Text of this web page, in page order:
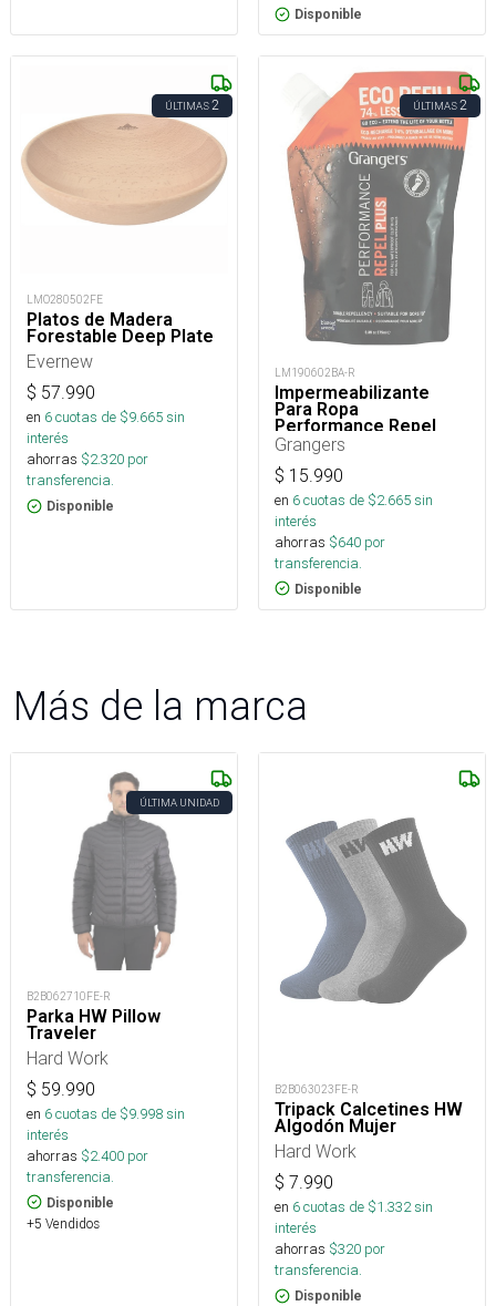
Disponible
ÚLTIMAS2
LMO280502FE
Platos de Madera
Forestable Deep Plate
Evernew
$ 57.990
en 6cuotas de $9.665sin
interés
ahorras $2.320 por
transferencia.
Disponible
ÚLTIMAS2
LM190602BA-R
Impermeabilizante
Para Ropa
Performance Repel
Plus Eco Refill 275 Ml
Grangers
$ 15.990
en 6cuotas de $2.665sin
interés
ahorras $640 por
transferencia.
Disponible
Más de la marca
ÚLTIMA UNIDAD
B2B062710FE-R
Parka HW Pillow
Traveler
Hard Work
$ 59.990
en 6cuotas de $9.998sin
interés
ahorras $2.400 por
transferencia.
Disponible
+5 Vendidos
B2B063023FE-R
Tripack Calcetines HW
Algodón Mujer
Hard Work
$ 7.990
en 6cuotas de $1.332sin
interés
ahorras $320 por
transferencia.
Disponible